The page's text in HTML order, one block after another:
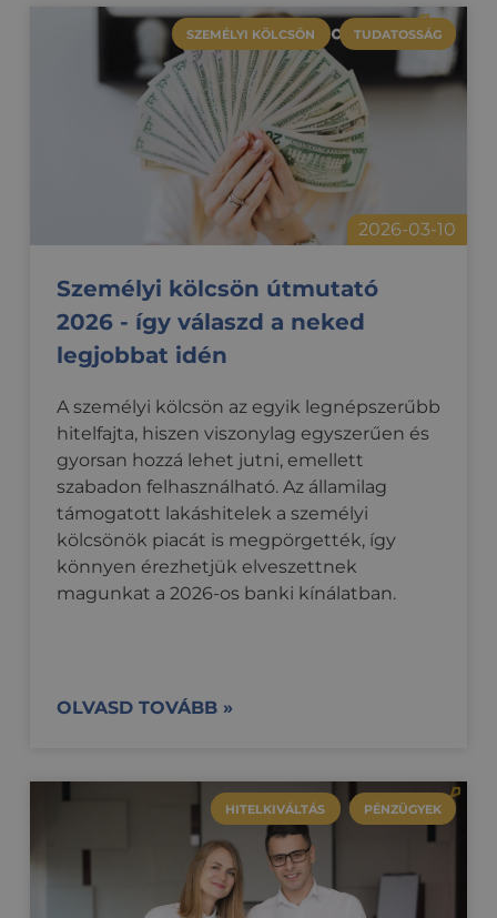
SZEMÉLYI KÖLCSÖN TUDATOSSÁG
2026-03-10
Személyi kölcsön útmutató
2026 - így válaszd a neked
legjobbat idén
A személyi kölcsön az egyik legnépszerűbb
hitelfajta, hiszen viszonylag egyszerűen és
gyorsan hozzá lehet jutni, emellett
szabadon felhasználható. Az államilag
támogatott lakáshitelek a személyi
kölcsönök piacát is megpörgették, így
könnyen érezhetjük elveszettnek
magunkat a 2026-os banki kínálatban.
OLVASD TOVÁBB »
HITELKIVÁLTÁS PÉNZÜGYEK